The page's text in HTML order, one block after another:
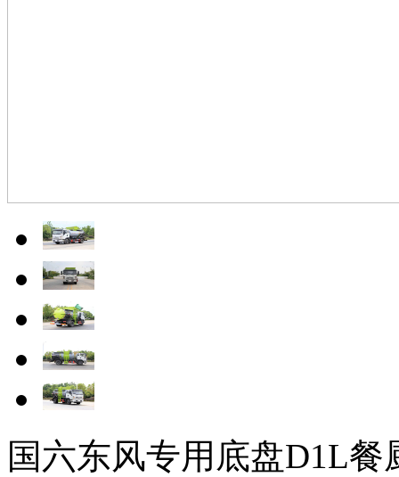
国六东风专用底盘D1L餐